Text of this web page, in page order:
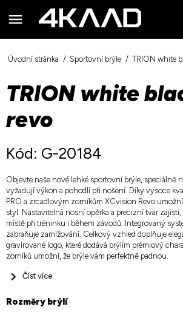
Úvodní stránka Sportovní brýle TRION white
TRION white
revo
Kód: G-20184
Objevte naše nové lehké sportovní brýle, speciálně
vyžadují výkon a pohodlí při nošení. Díky vysoce
PRO a zrcadlovým zorníkům XCvision Revo
styl. Nastavitelná nosní opěrka a precizní tvar zajistí,
místě při tréninku i během závodů. Integrovaný
zabraňuje zamlžování. Celkový vzhled doplňuje
gravírované logo, které dodává brýlím prémiový
zorníků umožní, že brýle vám perfektně padnou.
Číst více
Rozměry brýlí